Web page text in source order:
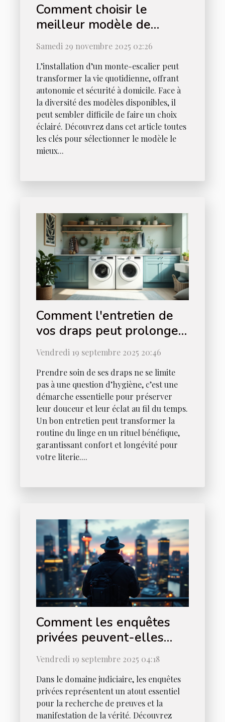
Comment choisir le
meilleur modèle de
monte-escalier pour votre
maison ?
Samedi 29 novembre 2025 02:26
L’installation d’un monte-escalier peut
transformer la vie quotidienne, offrant
autonomie et sécurité à domicile. Face à
la diversité des modèles disponibles, il
peut sembler difficile de faire un choix
éclairé. Découvrez dans cet article toutes
les clés pour sélectionner le modèle le
mieux...
Comment l'entretien de
vos draps peut prolonger
leur durée de vie ?
Vendredi 19 septembre 2025 20:46
Prendre soin de ses draps ne se limite
pas à une question d’hygiène, c’est une
démarche essentielle pour préserver
leur douceur et leur éclat au fil du temps.
Un bon entretien peut transformer la
routine du linge en un rituel bénéfique,
garantissant confort et longévité pour
votre literie....
Comment les enquêtes
privées peuvent-elles
être utilisées en justice ?
Vendredi 19 septembre 2025 04:18
Dans le domaine judiciaire, les enquêtes
privées représentent un atout essentiel
pour la recherche de preuves et la
manifestation de la vérité. Découvrez